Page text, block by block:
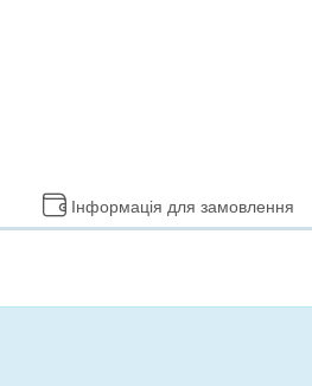
Інформація для замовлення